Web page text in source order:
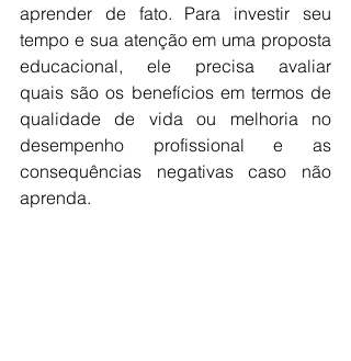
aprender de fato. Para investir seu
tempo e sua atenção em uma proposta
educacional, ele precisa avaliar
quais são os benefícios em termos de
qualidade de vida ou melhoria no
desempenho profissional e as
consequências negativas caso não
aprenda.